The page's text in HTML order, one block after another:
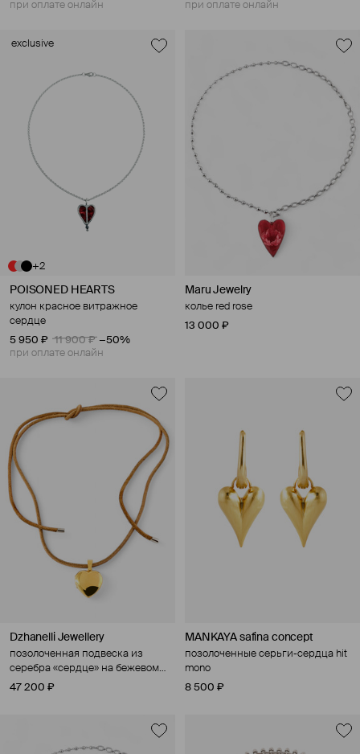
при оплате онлайн при оплате онлайн
exclusive
+2
POISONED HEARTS
кулон красное витражное
сердце
5 950 ₽
11 900 ₽ −50%
при оплате онлайн
Maru Jewelry
колье red rose
13 000 ₽
Dzhanelli Jewellery
позолоченная подвеска из
серебра «сердце» на бежевом
шнурке, коллекция локеты
47 200 ₽
MANKAYA safina concept
позолоченные серьги-сердца hit
mono
8 500 ₽